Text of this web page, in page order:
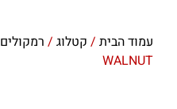
עמוד הבית / קטלוג / רמקולים
WALNUT